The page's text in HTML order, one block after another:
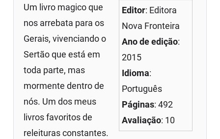
Editor: Editora
Nova Fronteira
Ano de edição:
2015
Idioma:
Português
Páginas: 492
Avaliação: 10
Um livro magico que
nos arrebata para os
Gerais, vivenciando o
Sertão que está em
toda parte, mas
mormente dentro de
nós. Um dos meus
livros favoritos de
releituras constantes.